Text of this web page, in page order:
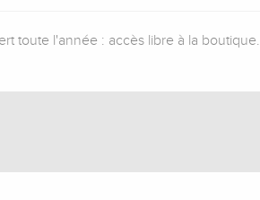
toute l'année : accès libre à la boutique.